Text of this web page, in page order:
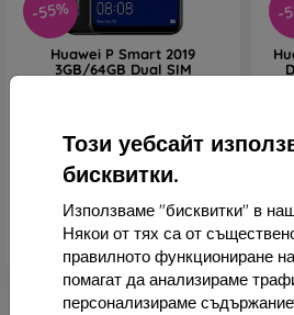
Този уебсайт
бисквитки.
Използваме "бисквитки" в
Някои от тях са от
правилното функциониране
помагат да анализираме
персонализираме
-55%
Huawei P Smart 2019
3GB/64GB Dual SIM
109,08 €
В наличност > 5 бр
-